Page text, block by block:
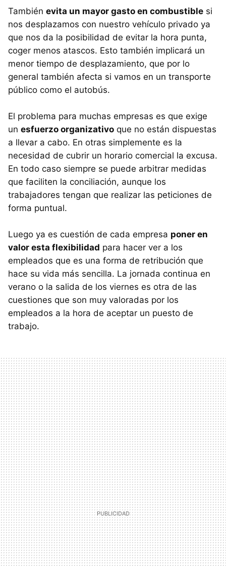
También evita un mayor gasto en combustible si
nos desplazamos con nuestro vehículo privado ya
que nos da la posibilidad de evitar la hora punta,
coger menos atascos. Esto también implicará un
menor tiempo de desplazamiento, que por lo
general también afecta si vamos en un transporte
público como el autobús.
El problema para muchas empresas es que exige
un esfuerzo organizativo que no están dispuestas
a llevar a cabo. En otras simplemente es la
necesidad de cubrir un horario comercial la excusa.
En todo caso siempre se puede arbitrar medidas
que faciliten la conciliación, aunque los
trabajadores tengan que realizar las peticiones de
forma puntual.
Luego ya es cuestión de cada empresa poner en
valor esta flexibilidad para hacer ver a los
empleados que es una forma de retribución que
hace su vida más sencilla. La jornada continua en
verano o la salida de los viernes es otra de las
cuestiones que son muy valoradas por los
empleados a la hora de aceptar un puesto de
trabajo.